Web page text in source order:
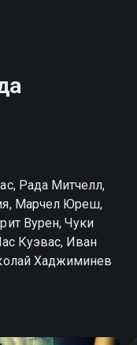
Рада Митчелл,
Марчел Юреш,
Вурен, Чуки
Куэвас, Иван
Хаджиминев